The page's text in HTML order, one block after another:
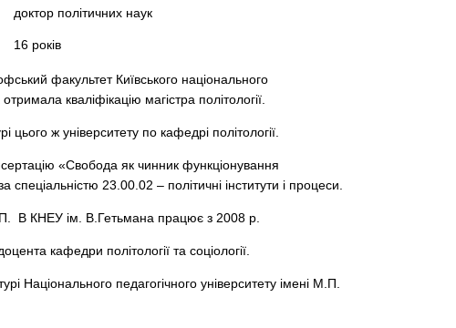
доктор політичних наук
16 років
факультет Київського національного
кваліфікацію магістра політології.
ж університету по кафедрі політології.
«Свобода як чинник функціонування
спеціальністю 23.00.02 – політичні інститути і процеси.
В КНЕУ ім. В.Гетьмана працює з 2008 р.
кафедри політології та соціології.
Національного педагогічного університету імені М.П.